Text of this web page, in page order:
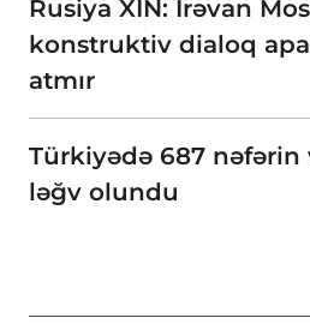
Rusiya XİN: İrəvan
konstruktiv dialoq
atmır
Türkiyədə 687 nəfərin
ləğv olundu